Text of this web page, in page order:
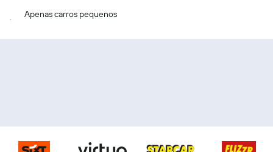
Apenas carros pequenos